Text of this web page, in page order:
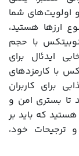
اولویت‌های شما
ارزها هستید،
با حجم
ایدئال برای
با کارمزدهای
برای کاربران
تا بستری امن و
هستید که باید بر
و ترجیحات خود،